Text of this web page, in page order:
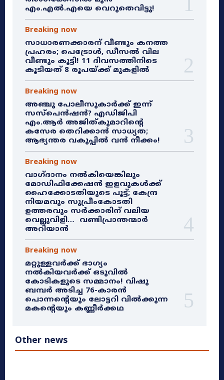
എം.എൽ.എയെ വെറുതെവിട്ടു!
Breaking now
സാധാരണക്കാരന് വീണ്ടും കനത്ത
പ്രഹരം; പെട്രോൾ, ഡീസൽ വില
വീണ്ടും കൂട്ടി! 11 ദിവസത്തിനിടെ
കൂടിയത് 8 രൂപയ്ക്ക് മുകളിൽ
Breaking now
അഞ്ചു പോലീസുകാർക്ക് ഇന്ന്
സസ്‌പെൻഷൻ? എഡിജിപി
എം.ആർ അജിത്കുമാറിൻ്റെ
കസേര തെറിക്കാൻ സാധ്യത;
ആഭ്യന്തര വകുപ്പിൽ വൻ നീക്കം!
Breaking now
വാഗ്ദാനം നൽകിയെങ്കിലും
മോഡിഫിക്കേഷൻ ഇളവുകൾക്ക്
ഹൈക്കോടതിയുടെ പൂട്ട്; കേന്ദ്ര
നിയമവും സുപ്രീംകോടതി
ഉത്തരവും സർക്കാരിന് വലിയ
വെല്ലുവിളി… വണ്ടിപ്രാന്തന്മാർ
അറിയാൻ
Breaking now
മറ്റുള്ളവർക്ക് ഭാഗ്യം
നൽകിയവർക്ക് ഒടുവിൽ
കോടികളുടെ സമ്മാനം! വിഷു
ബമ്പർ അടിച്ച 76-കാരൻ
പൊന്നന്റെയും ലോട്ടറി വിൽക്കുന്ന
മകന്റെയും കണ്ണീർക്കഥ
Other news